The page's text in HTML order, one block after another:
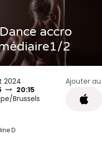
accro
2
2024
20:15
Brussels
Ajouter
D